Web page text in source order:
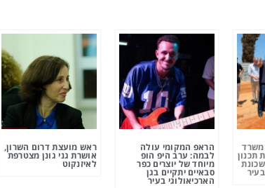
תכנון
הראפ המקומי עולה
לבמה: ערב היפ הופ
מיוחד של יוצרים כפר
סבאיים יתקיים בגן
הארכיאולוגי בעיר
ראש מועצת דרום השרון,
אושרת גני גונן מצטרפת
לאיזנקוט